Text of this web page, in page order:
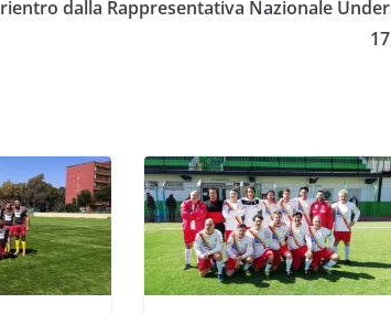
rientro dalla Rappresentativa Nazionale Under
17